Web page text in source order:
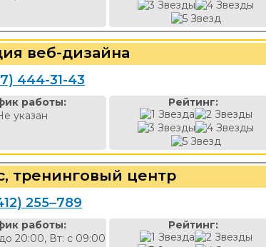
веб-дизайна
444-31-43
работы:
указан
Рейтинг:
тренинговый центр
255‒789
работы:
20:00, Вт: с 09:00
Рейтинг: